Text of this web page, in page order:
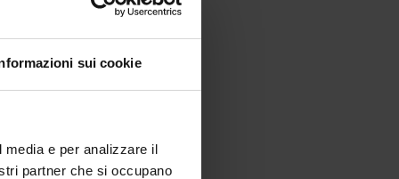
sui cookie
e per analizzare il
partner che si occupano